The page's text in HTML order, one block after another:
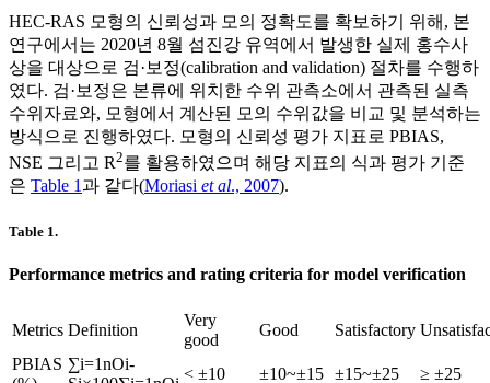
HEC-RAS 모형의 신뢰성과 모의 정확도를 확보하기 위해, 본
연구에서는 2020년 8월 섬진강 유역에서 발생한 실제 홍수사
상을 대상으로 검·보정(calibration and validation) 절차를 수행하
였다. 검·보정은 본류에 위치한 수위 관측소에서 관측된 실측
수위자료와, 모형에서 계산된 모의 수위값을 비교 및 분석하는
방식으로 진행하였다. 모형의 신뢰성 평가 지표로 PBIAS,
NSE 그리고 R2를 활용하였으며 해당 지표의 식과 평가 기준
은 Table 1과 같다(Moriasi et al., 2007).
Table 1.
Performance metrics and rating criteria for model verification
Metrics Definition
Very
good
Good Satisfactory
PBIAS ∑i=1nOi-
< ±10 ±10~±15 ±15~±25 ≥ ±25